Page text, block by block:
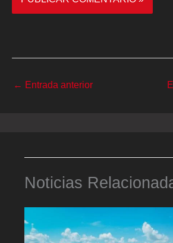
← Entrada anterior
Noticias